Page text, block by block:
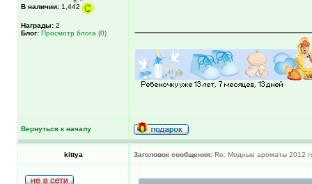
В наличии: 1,442
Награды: 2
Блог: Просмотр блога (0)
Вернуться к началу
kittya Заголовок сообщения: Re: Модные ароматы 2012